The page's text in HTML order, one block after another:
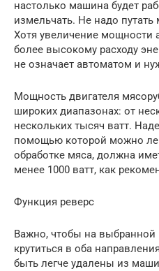
настолько машина будет
измельчать. Не надо
Хотя увеличение мощности
более высокому расходу
не означает автоматом и
Мощность двигателя
широких диапазонах: от
нескольких тысяч ватт.
помощью которой можно
обработке мяса, должна
менее 1000 ватт, как
Функция реверс
Важно, чтобы на выбранной
крутиться в оба
быть легче удалены из